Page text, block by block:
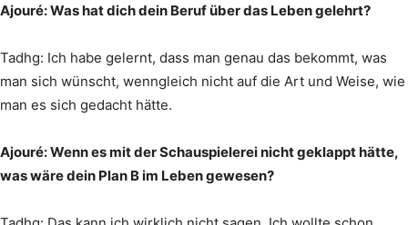
Ajouré: Was hat dich dein Beruf über das Leben gelehrt?
Tadhg: Ich habe gelernt, dass man genau das bekommt, was
man sich wünscht, wenngleich nicht auf die Art und Weise, wie
man es sich gedacht hätte.
Ajouré: Wenn es mit der Schauspielerei nicht geklappt hätte,
was wäre dein Plan B im Leben gewesen?